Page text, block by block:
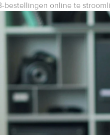
bestellingen online te